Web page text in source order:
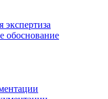
экспертиза
обоснование